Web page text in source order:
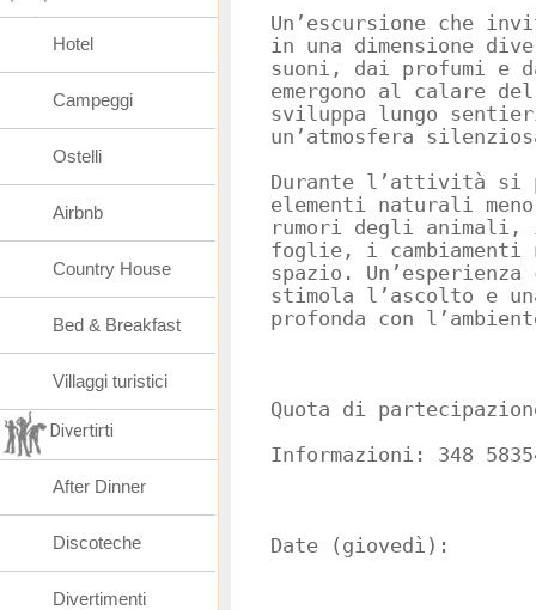
Un’escursione che
in una dimensione
suoni, dai profumi e
emergono al calare
sviluppa lungo
un’atmosfera
Durante l’attività si
elementi naturali
rumori degli
foglie, i cambiamenti
spazio.
stimola l’ascolto e
profonda con
Quota di
Informazioni: 348
Date (giovedì):
Hotel
Campeggi
Ostelli
Airbnb
Country House
Bed & Breakfast
Villaggi turistici
Divertirti
After Dinner
Discoteche
Divertimenti